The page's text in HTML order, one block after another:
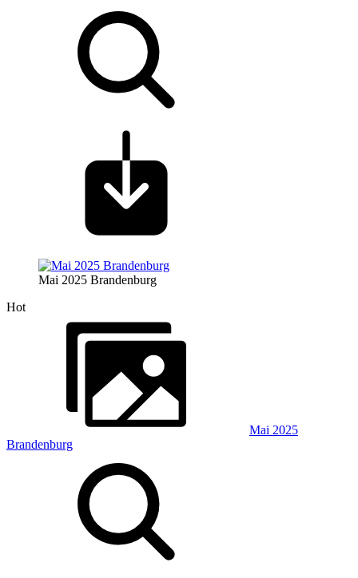
Mai 2025 Brandenburg
Hot
Mai 2025
Brandenburg